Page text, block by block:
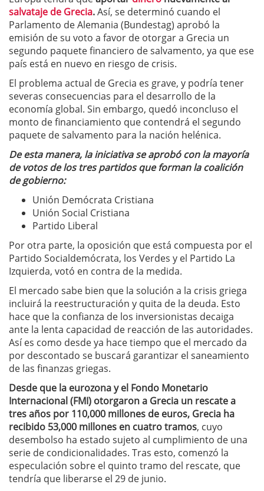
salvataje de Grecia.Así, se determinó cuando el
Parlamento de Alemania (Bundestag) aprobó la
emisión de su voto a favor de otorgar a Grecia un
segundo paquete financiero de salvamento, ya que ese
país está en nuevo en riesgo de crisis.
El problema actual de Grecia es grave, y podría tener
severas consecuencias para el desarrollo de la
economía global. Sin embargo, quedó inconcluso el
monto de financiamiento que contendrá el segundo
paquete de salvamento para la nación helénica.
De esta manera, la iniciativa se aprobó con la mayoría
de votos de los tres partidos que forman la coalición
de gobierno:
Unión Demócrata Cristiana
Unión Social Cristiana
Partido Liberal
Por otra parte, la oposición que está compuesta por el
Partido Socialdemócrata, los Verdes y el Partido La
Izquierda, votó en contra de la medida.
El mercado sabe bien que la solución a la crisis griega
incluirá la reestructuración y quita de la deuda. Esto
hace que la confianza de los inversionistas decaiga
ante la lenta capacidad de reacción de las autoridades.
Así es como desde ya hace tiempo que el mercado da
por descontado se buscará garantizar el saneamiento
de las finanzas griegas.
Desde que la eurozona y el Fondo Monetario
Internacional (FMI) otorgaron a Grecia un rescate a
tres años por 110,000 millones de euros, Grecia ha
recibido 53,000 millones en cuatro tramos, cuyo
desembolso ha estado sujeto al cumplimiento de una
serie de condicionalidades. Tras esto, comenzó la
especulación sobre el quinto tramo del rescate, que
tendría que liberarse el 29 de junio.